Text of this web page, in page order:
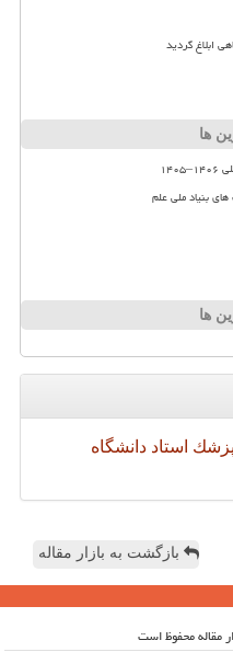
ابلاغ گردید
ها
بنیاد ملی علم
ها
پزشك استاد دانشگاه
بازگشت به بازار مقاله